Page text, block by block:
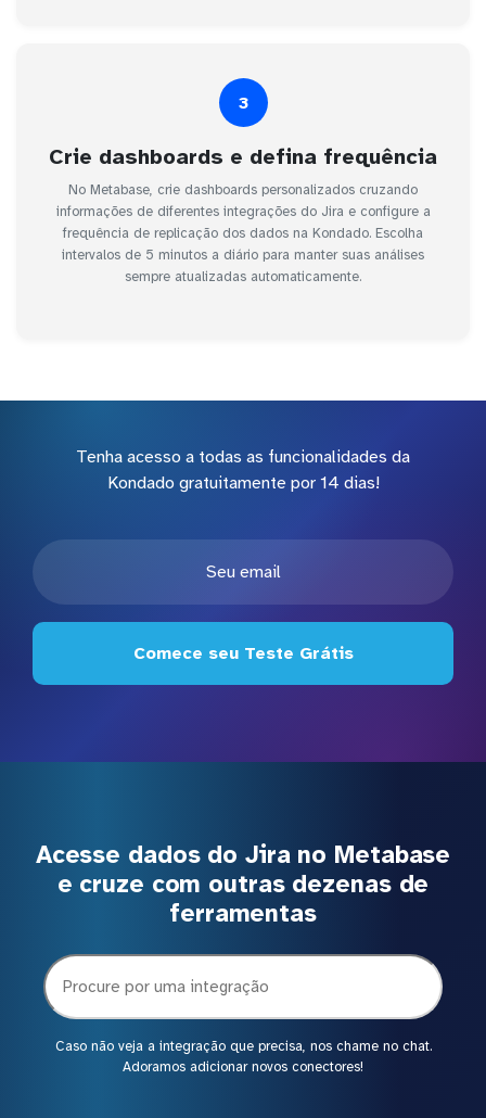
3
Crie dashboards e defina frequência
No Metabase, crie dashboards personalizados cruzando
informações de diferentes integrações do Jira e configure a
frequência de replicação dos dados na Kondado. Escolha
intervalos de 5 minutos a diário para manter suas análises
sempre atualizadas automaticamente.
Tenha acesso a todas as funcionalidades da
Kondado gratuitamente por 14 dias!
Comece seu Teste Grátis
Acesse dados do Jira no Metabase
e cruze com outras dezenas de
ferramentas
Caso não veja a integração que precisa, nos chame no chat.
Adoramos adicionar novos conectores!